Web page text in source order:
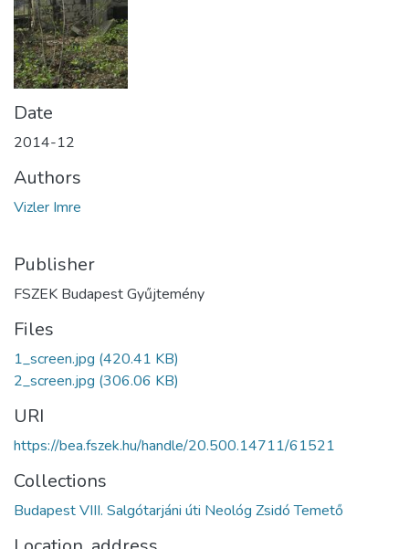
Date
2014-12
Authors
Vizler Imre
Publisher
FSZEK Budapest Gyűjtemény
Files
1_screen.jpg (420.41 KB)
2_screen.jpg (306.06 KB)
URI
https://bea.fszek.hu/handle/20.500.14711/61521
Collections
Budapest VIII. Salgótarjáni úti Neológ Zsidó Temető